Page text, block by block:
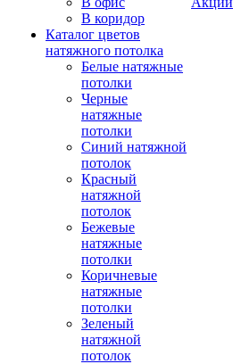
В коридор
Каталог цветов
натяжного потолка
Белые натяжные
потолки
Черные
натяжные
потолки
Синий натяжной
потолок
Красный
натяжной
потолок
Бежевые
натяжные
потолки
Коричневые
натяжные
потолки
Зеленый
натяжной
потолок